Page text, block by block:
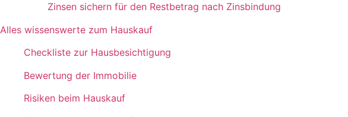
Zinsen sichern für den Restbetrag nach Zinsbindung
Alles wissenswerte zum Hauskauf
Checkliste zur Hausbesichtigung
Bewertung der Immobilie
Risiken beim Hauskauf